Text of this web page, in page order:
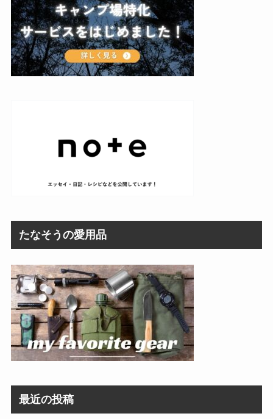
たなそうの愛用品
最近の投稿